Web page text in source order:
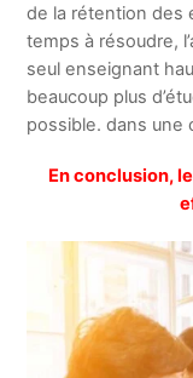
de la rétention des
temps à résoudre,
seul enseignant
beaucoup plus
possible. dans une
En conclusion,